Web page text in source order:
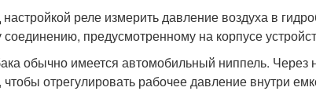
реле измерить давление воздуха в
предусмотренному на корпусе
обычно имеется автомобильный ниппель. Через
чтобы отрегулировать рабочее давление внутри